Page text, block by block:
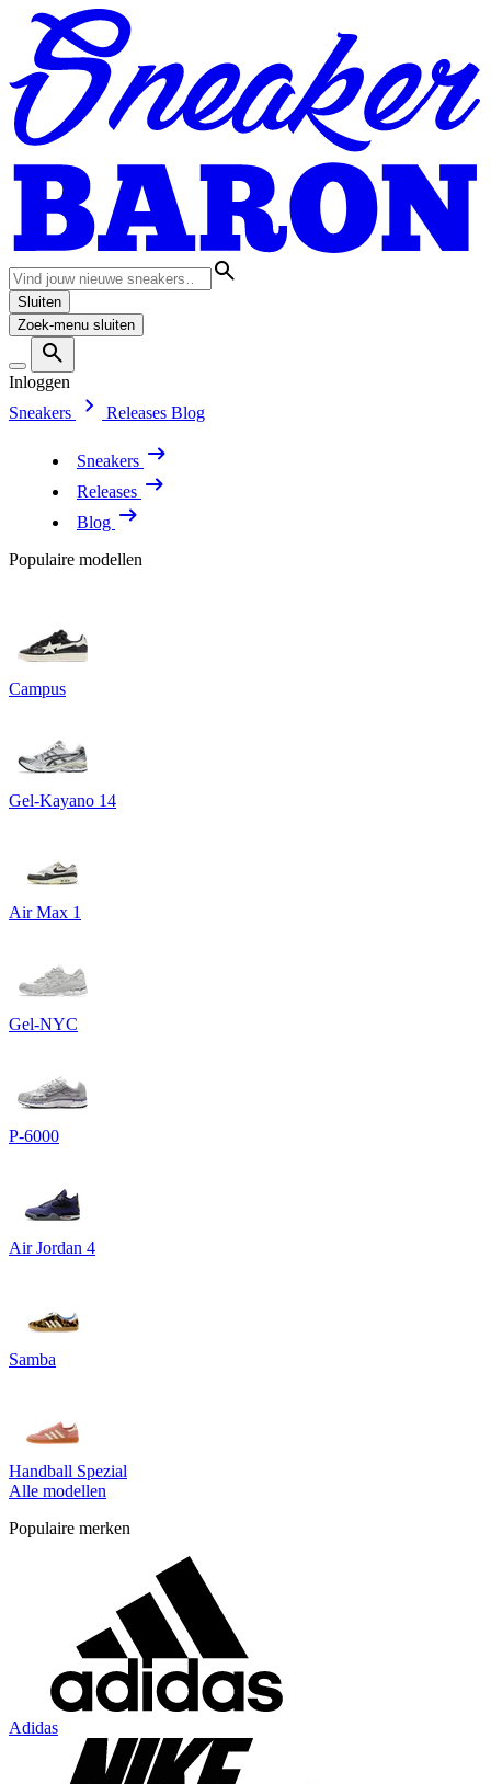
Sluiten
Zoek-menu sluiten
Inloggen
Sneakers
Releases Blog
Sneakers
Releases
Blog
Populaire modellen
Campus
Gel-Kayano 14
Air Max 1
Gel-NYC
P-6000
Air Jordan 4
Samba
Handball Spezial
Alle modellen
Populaire merken
Adidas